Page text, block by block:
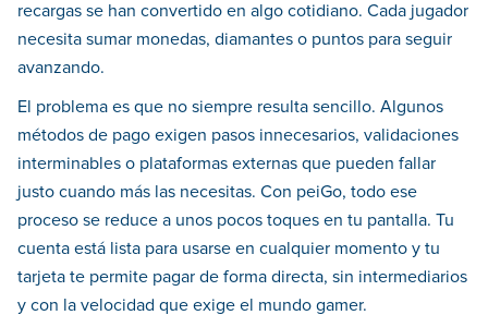
recargas se han convertido en algo cotidiano. Cada jugador
necesita sumar monedas, diamantes o puntos para seguir
avanzando.
El problema es que no siempre resulta sencillo. Algunos
métodos de pago exigen pasos innecesarios, validaciones
interminables o plataformas externas que pueden fallar
justo cuando más las necesitas. Con peiGo, todo ese
proceso se reduce a unos pocos toques en tu pantalla. Tu
cuenta está lista para usarse en cualquier momento y tu
tarjeta te permite pagar de forma directa, sin intermediarios
y con la velocidad que exige el mundo gamer.